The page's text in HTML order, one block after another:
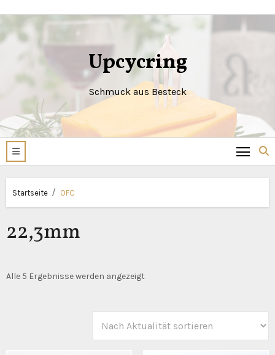
Inhalt
springen
Upcycring
Schmuck aus Besteck
Startseite OFC
22,3mm
Alle 5 Ergebnisse werden angezeigtNach
sortiert